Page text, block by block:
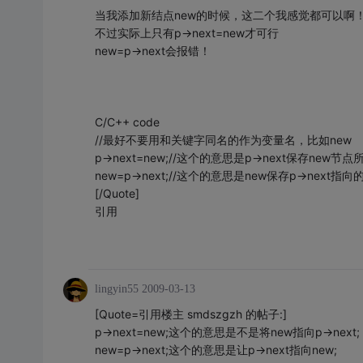
当我添加新结点new的时候，这二个我感觉都可以啊！
不过实际上只有p->next=new才可行
new=p->next会报错！
C/C++ code
//最好不要用和关键字同名的作为变量名，比如new
p->next=new;//这个的意思是p->next保存new节点
new=p->next;//这个的意思是new保存p->next指向
[/Quote]
引用
lingyin55 2009-03-13
[Quote=引用楼主 smdszgzh 的帖子:]
p->next=new;这个的意思是不是将new指向p->next;
new=p->next;这个的意思是让p->next指向new;